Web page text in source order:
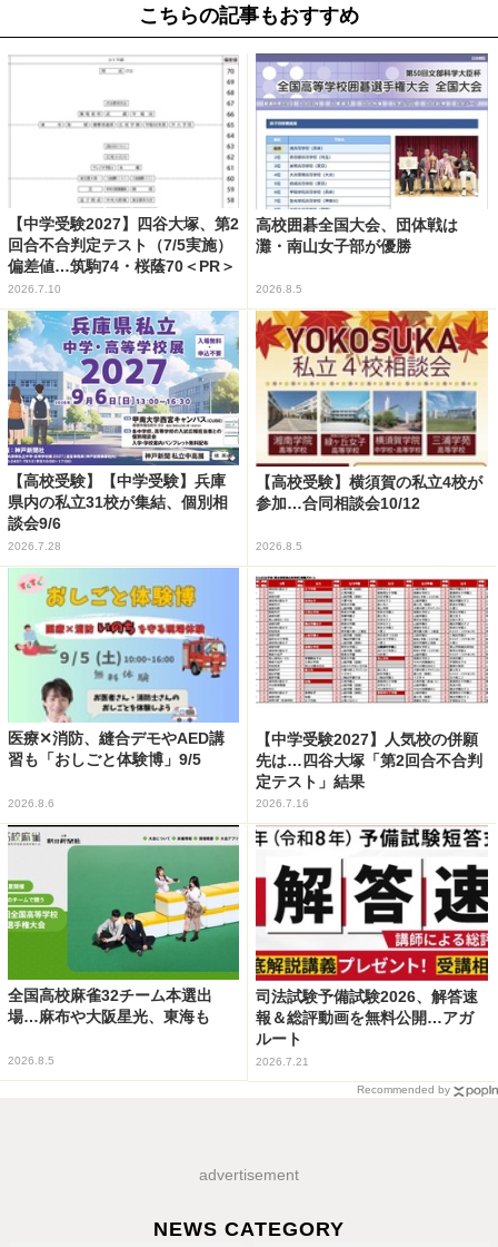
こちらの記事もおすすめ
【中学受験2027】四谷大塚、第2
回合不合判定テスト（7/5実施）
偏差値…筑駒74・桜蔭70＜PR＞
2026.7.10
高校囲碁全国大会、団体戦は
灘・南山女子部が優勝
2026.8.5
【高校受験】【中学受験】兵庫
県内の私立31校が集結、個別相
談会9/6
2026.7.28
【高校受験】横須賀の私立4校が
参加…合同相談会10/12
2026.8.5
医療✕消防、縫合デモやAED講
習も「おしごと体験博」9/5
2026.8.6
【中学受験2027】人気校の併願
先は…四谷大塚「第2回合不合判
定テスト」結果
2026.7.16
全国高校麻雀32チーム本選出
場…麻布や大阪星光、東海も
2026.8.5
司法試験予備試験2026、解答速
報＆総評動画を無料公開…アガ
ルート
2026.7.21
Recommended by
advertisement
NEWS CATEGORY